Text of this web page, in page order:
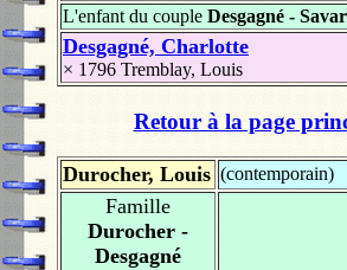
L'enfant du couple Desgagné -
Desgagné, Charlotte
× 1796 Tremblay, Louis
Retour à la page
Durocher, Louis (contemporain)
Famille
Durocher -
Desgagné